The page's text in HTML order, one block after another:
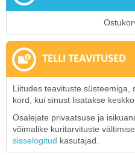
TELLI TEAVITUSED
Liitudes teavituste süsteemiga,
kord, kui sinust lisatakse
Osalejate privaatsuse ja
võimalike kuritarvituste
sisselogitud kasutajad.